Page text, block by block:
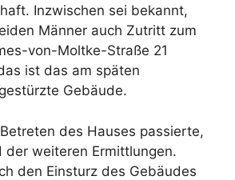
Inzwischen sei bekannt,
Männer auch Zutritt zum
von-Moltke-Straße 21
ist das am späten
Gebäude.
des Hauses passierte,
der weiteren Ermittlungen.
den Einsturz des Gebäudes